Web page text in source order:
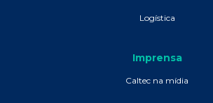
Logística
Imprensa
Caltec na mídia